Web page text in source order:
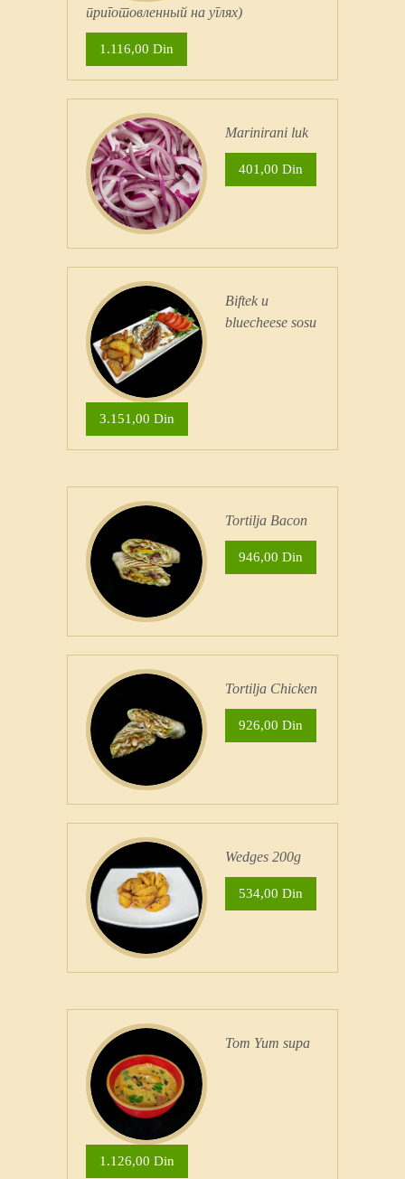
приготовленный на углях)
1.116,00 Din
Marinirani luk
401,00 Din
Biftek u
bluecheese sosu
3.151,00 Din
Tortilja Bacon
946,00 Din
Tortilja Chicken
926,00 Din
Wedges 200g
534,00 Din
Tom Yum supa
1.126,00 Din